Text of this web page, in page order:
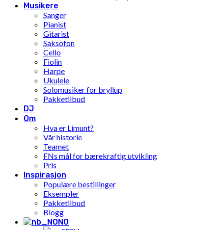
Musikere
Sanger
Pianist
Gitarist
Saksofon
Cello
Fiolin
Harpe
Ukulele
Solomusiker for bryllup
Pakketilbud
DJ
Om
Hva er Limunt?
Vår historie
Teamet
FNs mål for bærekraftig utvikling
Pris
Inspirasjon
Populære bestillinger
Eksempler
Pakketilbud
Blogg
NO